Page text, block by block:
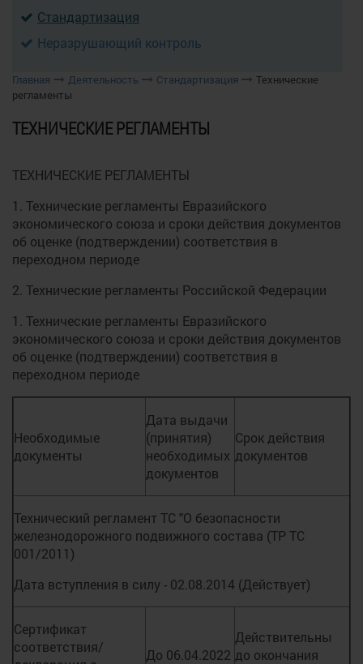
Стандартизация
Неразрушающий контроль
Главная Деятельность Стандартизация
Технические
регламенты
ТЕХНИЧЕСКИЕ РЕГЛАМЕНТЫ
ТЕХНИЧЕСКИЕ РЕГЛАМЕНТЫ
1. Технические регламенты Евразийского
экономического союза и сроки действия документов
об оценке (подтверждении) соответствия в
переходном периоде
2. Технические регламенты Российской Федерации
1. Технические регламенты Евразийского
экономического союза и сроки действия документов
об оценке (подтверждении) соответствия в
переходном периоде
Необходимые
документы
Дата выдачи
(принятия)
необходимых
документов
Срок действия
документов
Технический регламент ТС "О безопасности
железнодорожного подвижного состава (ТР ТС
001/2011)
Дата вступления в силу - 02.08.2014 (Действует)
Сертификат
соответствия/
До 06.04.2022
Действительны
до окончания